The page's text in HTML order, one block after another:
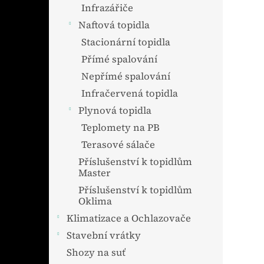
Infrazářiče
Naftová topidla
Stacionární topidla
Přímé spalování
Nepřímé spalování
Infračervená topidla
Plynová topidla
Teplomety na PB
Terasové sálače
Příslušenství k topidlům
Master
Příslušenství k topidlům
Oklima
Klimatizace a Ochlazovače
Stavební vrátky
Shozy na suť